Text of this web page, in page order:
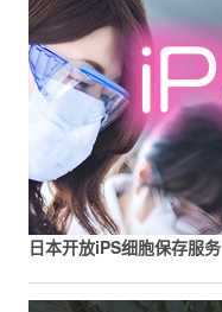
日本开放iPS细胞保存服务